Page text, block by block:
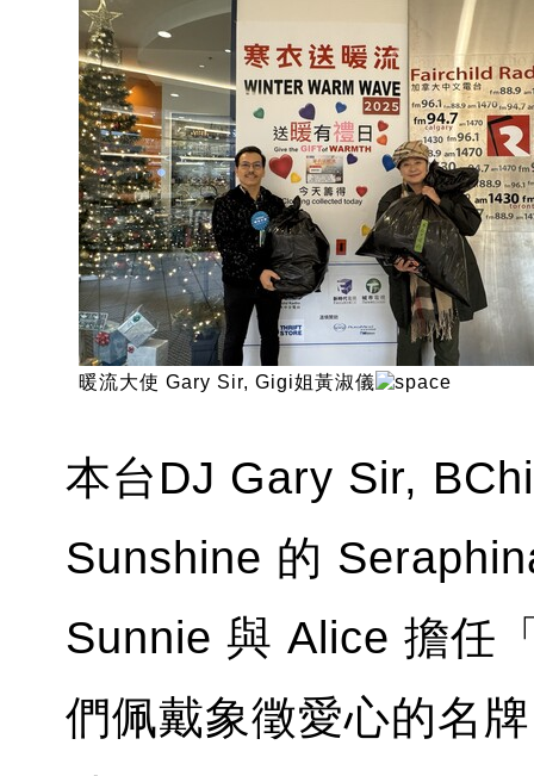
暖流大使 Gary Sir, Gigi姐黃淑儀
本台DJ Gary Sir,
Sunshine 的
Sunnie 與 Alice 擔任
們佩戴象徵愛心的名